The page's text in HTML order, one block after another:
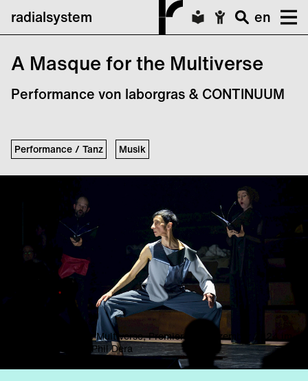
radialsystem en
A Masque for the Multiverse
Performance von laborgras & CONTINUUM
Performance / Tanz Musik
A Masque for the Multiverse, Premiere im Dezember 2024 im
Radialsystem © Phil Dera